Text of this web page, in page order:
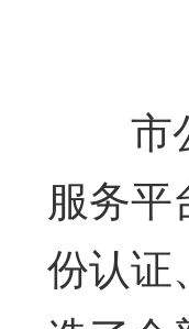
市公
服务
份认证